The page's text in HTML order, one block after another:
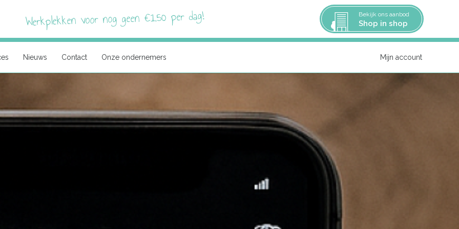
Werkplekken voor nog geen €1,50 per dag! Bekijk ons aanbod
Shop in shop
Nieuws Contact Onze ondernemers Mijn account